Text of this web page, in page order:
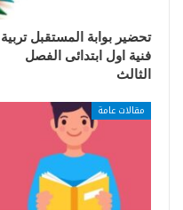
تحضير بوابة المستقبل تربية
فنية اول ابتدائى الفصل
الثالث
مقالات عامة